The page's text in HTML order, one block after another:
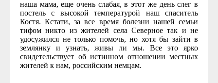
наша мама, еще очень слабая, в этот же день слег в
постель с высокой температурой наш спаситель
Костя. Кстати, за все время болезни нашей семьи
тифом никто из жителей села Северное так и не
удосужился не только помочь, но хотя бы зайти в
землянку и узнать, живы ли мы. Все это ярко
свидетельствует об истинном отношении местных
жителей к нам, российским немцам.